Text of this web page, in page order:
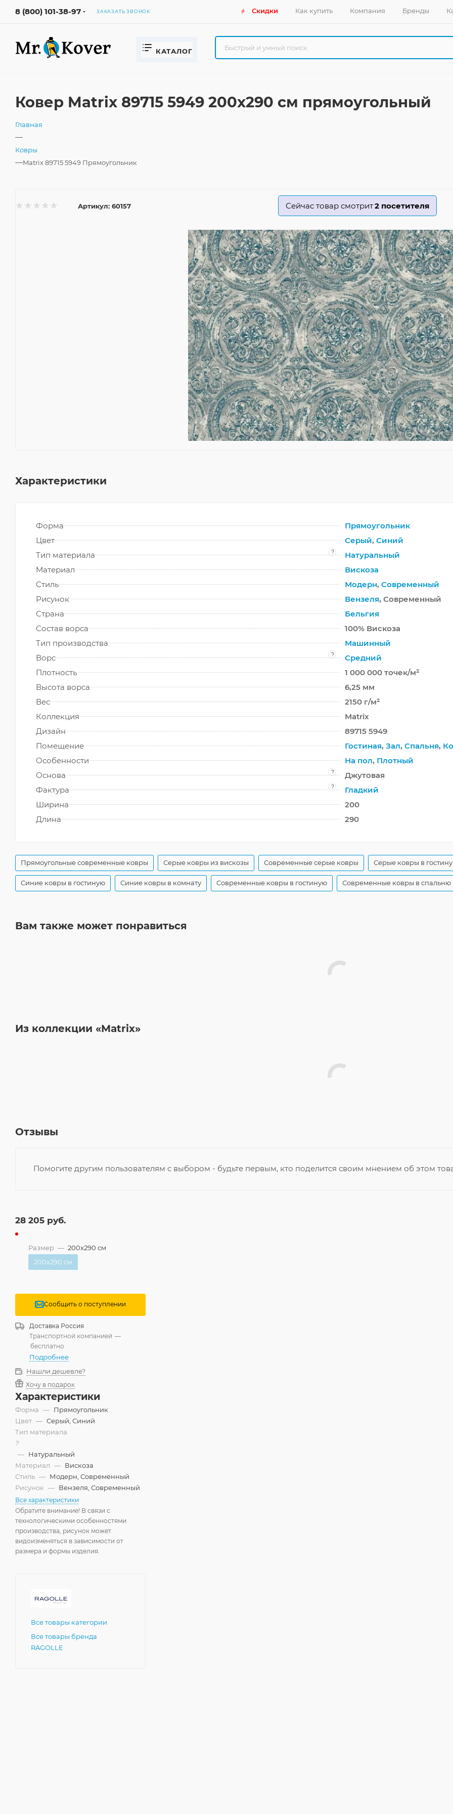
8 (800) 101-38-97 ЗАКАЗАТЬ ЗВОНОК Скидки Как купить Компания Бренды
КАТАЛОГ
Ковер Matrix 89715 5949 200x290 см прямоугольный
Главная
—
Ковры
—Matrix 89715 5949 Прямоугольник
Артикул: 60157 Сейчас товар смотрит2 посетителя
Характеристики
Форма
Прямоугольник
Цвет
Серый, Синий
Тип материала
?
Натуральный
Материал
Вискоза
Стиль
Модерн, Современный
Рисунок
Вензеля, Современный
Страна
Бельгия
Состав ворса
100% Вискоза
Тип производства
Машинный
Ворс
?
Средний
Плотность
1 000 000 точек/м²
Высота ворса
6,25 мм
Вес
2150 г/м²
Коллекция
Matrix
Дизайн
89715 5949
Помещение
Гостиная, Зал, Спальня,
Особенности
На пол, Плотный
Основа
?
Джутовая
Фактура
?
Гладкий
Ширина
200
Длина
290
Прямоугольные современные ковры Серые ковры из вискозы Современные серые ковры Серые ковры в
Синие ковры в гостиную Синие ковры в комнату Современные ковры в гостиную Современные ковры в спальню
Вам также может понравиться
Из коллекции «Matrix»
Отзывы
Помогите другим пользователям с выбором - будьте первым, кто поделится своим мнением об этом
28 205 руб.
Размер — 200x290 см
200x290 см
Сообщить о поступлении
Доставка Россия
Транспортной компанией —
бесплатно
Подробнее
Нашли дешевле?
Хочу в подарок
Характеристики
Форма — Прямоугольник
Цвет — Серый, Синий
Тип материала
?
— Натуральный
Материал — Вискоза
Стиль — Модерн, Современный
Рисунок — Вензеля, Современный
Все характеристики
Обратите внимание! В связи с
технологическими особенностями
производства, рисунок может
видоизменяться в зависимости от
размера и формы изделия.
Все товары категории
Все товары бренда
RAGOLLE